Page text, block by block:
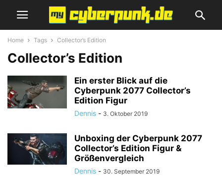
Home Tags Collector’s Edition
Collector’s Edition
Ein erster Blick auf die
Cyberpunk 2077 Collector’s
Edition Figur
Dennis - 3. Oktober 2019
Unboxing der Cyberpunk 2077
Collector’s Edition Figur &
Größenvergleich
Dennis - 30. September 2019